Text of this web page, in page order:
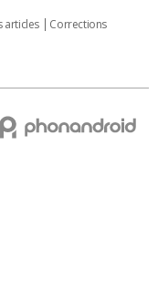
articles
Corrections